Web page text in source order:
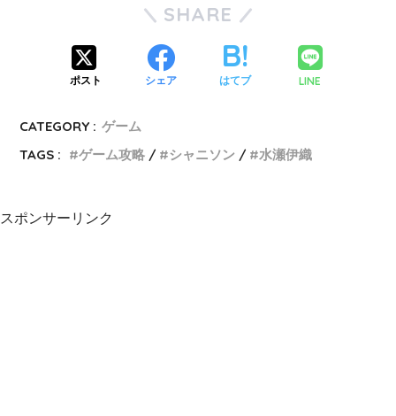
SHARE
ポスト シェア はてブ LINE
CATEGORY : ゲーム
TAGS :
ゲーム攻略 シャニソン 水瀬伊織
スポンサーリンク